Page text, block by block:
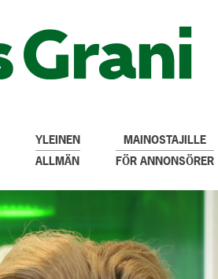
YLEINEN
ALLMÄN
MAINOSTAJILLE
FÖR ANNONSÖRER